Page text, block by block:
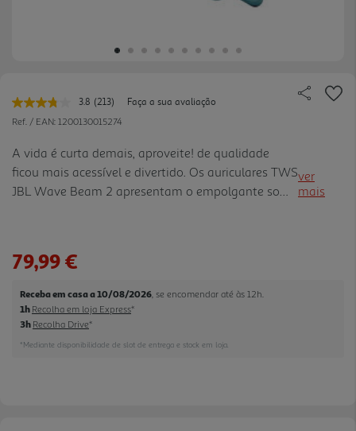
3.8 Leu
213
Link
para
a
mesma
página.
(213)
Faça a sua avaliação
Ref. / EAN: 1200130015274
A vida é curta demais, aproveite! de qualidade
ficou mais acessível e divertido. Os auriculares TWS
JBL Wave Beam 2 apresentam o empolgante som
nítidas e claras com simples toque nos auriculares.
som e o idioma. Conecte-se facilmente até 8
dispositivos Bluetooth® e alterne sem esforço. Até
40H* de autonomia, são um ótim o companheiro
ver
mais
79,99 €
Receba em casa a 10/08/2026 , se encomendar até às 12h.
1h Recolha em loja Express*
3h Recolha Drive*
*Mediante disponibilidade de slot de entrega e stock em loja.